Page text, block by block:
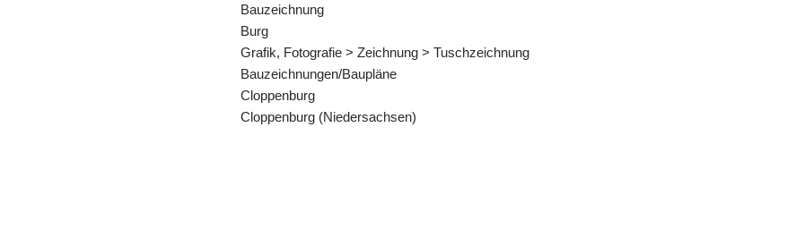
Bauzeichnung
Burg
Grafik, Fotografie > Zeichnung > Tuschzeichnung
Bauzeichnungen/Baupläne
Cloppenburg
Cloppenburg (Niedersachsen)